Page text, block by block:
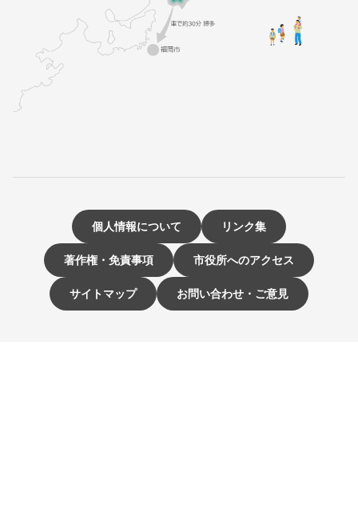
個人情報について リンク集
著作権・免責事項 市役所へのアクセス
サイトマップ お問い合わせ・ご意見